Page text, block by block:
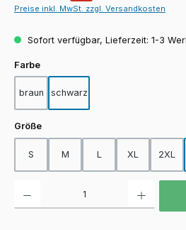
Preise inkl. MwSt. zzgl. Versandkosten
Sofort verfügbar, Lieferzeit: 1-3
Farbeauswählen
braun schwarz
Größeauswählen
S M L XL 2XL